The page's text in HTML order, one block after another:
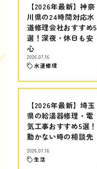
【2026年最新】神奈
川県の24時間対応水
道修理会社おすすめ5
選！深夜・休日も安
心
2026.07.16
水道修理
【2026年最新】埼玉
県の給湯器修理・電
気工事おすすめ5選！
動かない時の相談先
2026.07.16
生活